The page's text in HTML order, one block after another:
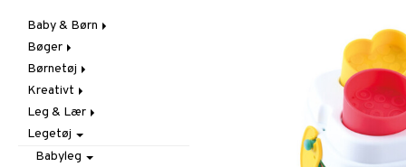
Baby & Børn
Aktivitet
Babygym
Bid & Rangler
Skråstole
Sutteklude
Uroer
Badekåber & Håndklæder
Barnevogn-tilbehør
Fest
Tilbehør
Udklædning
Gravid/Mor
Graviditet & amning
Indretning
Bøger
Dagbøger
Kreative bøger
Malebøger
Børnetøj
Accessories
Kasketter & Solhatte
Badetøj & UV-tøj
Kjoler
Nattøj
Kreativt
Klistermærker
Kreativt materiale
Kreativt Sæt
Leg & Lær
Eksperimenter
Indlæringsspil
Legetøj
Babyleg